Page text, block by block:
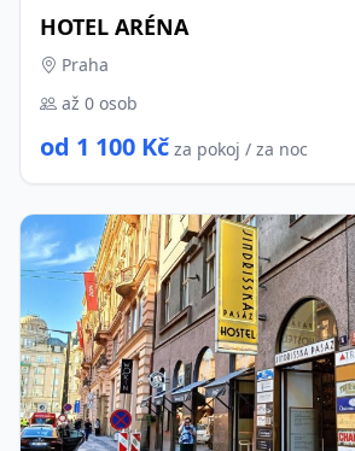
HOTEL ARÉNA
Praha
až 0 osob
od 1 100 Kč za pokoj / za noc